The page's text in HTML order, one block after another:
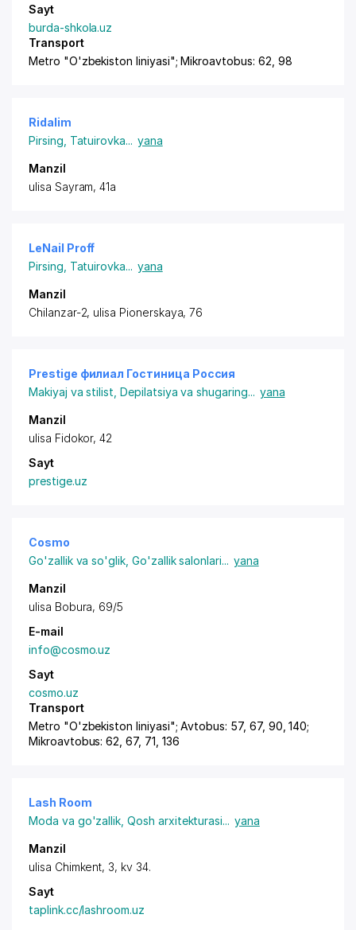
Sayt
burda-shkola.uz
Transport
Metro "O'zbekiston liniyasi"; Mikroavtobus: 62, 98
Ridalim
Pirsing Tatuirovka... yana
Manzil
ulisa Sayram, 41a
LeNail Proff
Pirsing Tatuirovka... yana
Manzil
Chilanzar-2, ulisa Pionerskaya, 76
Prestige филиал Гостиница Россия
Makiyaj va stilist ,Depilatsiya va shugaring... yana
Manzil
ulisa Fidokor, 42
Sayt
prestige.uz
Cosmo
Go'zallik va so'glik Go'zallik salonlari... yana
Manzil
ulisa Bobura, 69/5
E-mail
info@cosmo.uz
Sayt
cosmo.uz
Transport
Metro "O'zbekiston liniyasi"; Avtobus: 57, 67, 90, 140;
Mikroavtobus: 62, 67, 71, 136
Lash Room
Moda va go'zallik ,Qosh arxitekturasi... yana
Manzil
ulisa Chimkent, 3, kv 34.
Sayt
taplink.cc/lashroom.uz